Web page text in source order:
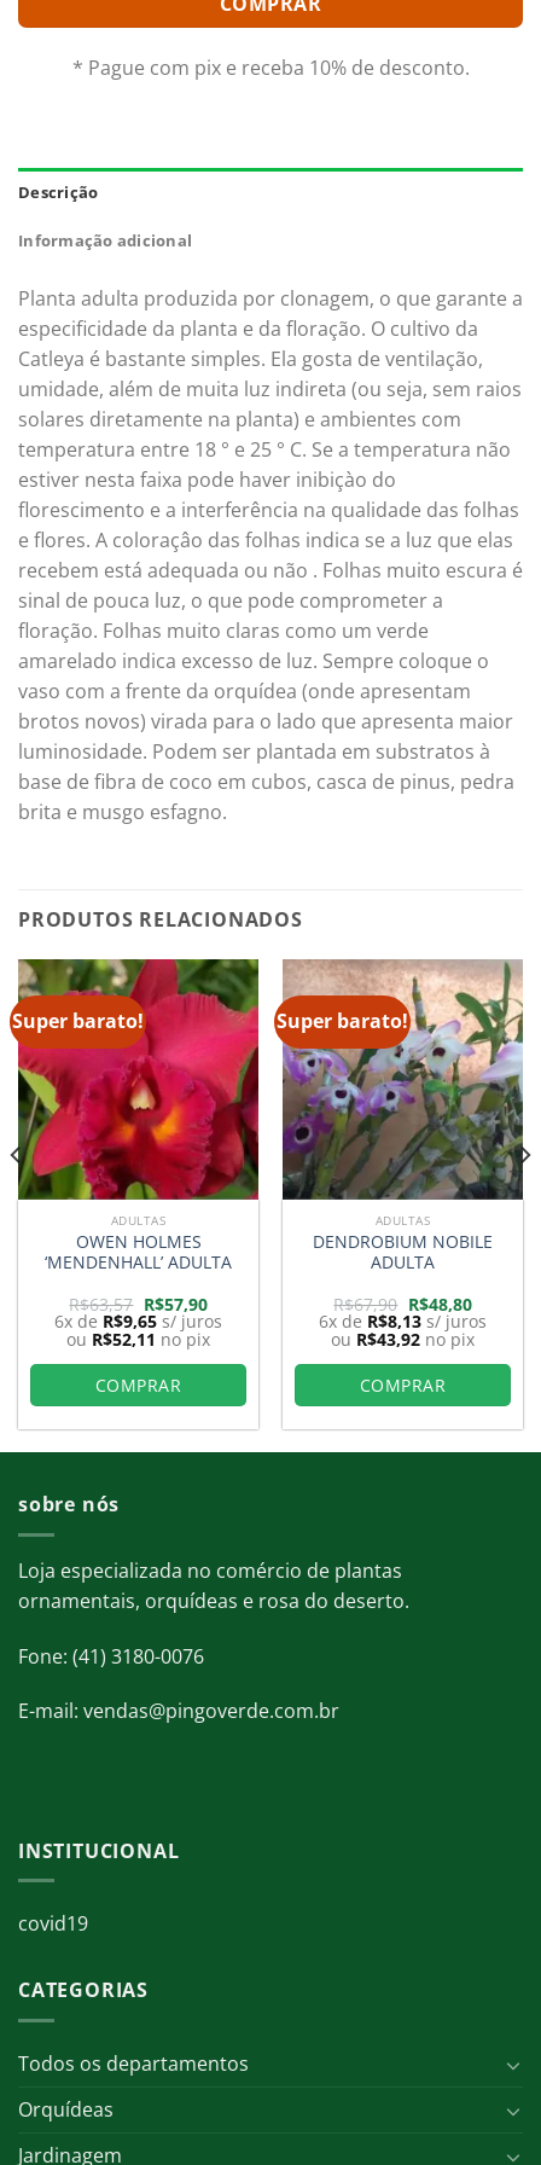
* Pague com pix e receba 10% de desconto.
Descrição
Informação adicional
Planta adulta produzida por clonagem, o que garante a
especificidade da planta e da floração. O cultivo da
Catleya é bastante simples. Ela gosta de ventilação,
umidade, além de muita luz indireta (ou seja, sem raios
solares diretamente na planta) e ambientes com
temperatura entre 18 ° e 25 ° C. Se a temperatura não
estiver nesta faixa pode haver inibiçào do
florescimento e a interferência na qualidade das folhas
e flores. A coloraçâo das folhas indica se a luz que elas
recebem está adequada ou não . Folhas muito escura é
sinal de pouca luz, o que pode comprometer a
floração. Folhas muito claras como um verde
amarelado indica excesso de luz. Sempre coloque o
vaso com a frente da orquídea (onde apresentam
brotos novos) virada para o lado que apresenta maior
luminosidade. Podem ser plantada em substratos à
base de fibra de coco em cubos, casca de pinus, pedra
brita e musgo esfagno.
PRODUTOS RELACIONADOS
Super barato!
ADULTAS
OWEN HOLMES
‘MENDENHALL’ ADULTA
R$63,57 O
preço
original
era:
R$63,57.
R$57,90O
preço
atual
é:
R$57,90.
6x de R$9,65 s/ juros
ou R$52,11 no pix
COMPRAR
Super barato!
ADULTAS
DENDROBIUM NOBILE
ADULTA
R$67,90 O
preço
original
era:
R$67,90.
R$48,80O
preço
atual
é:
R$48,80.
6x de R$8,13 s/ juros
ou R$43,92 no pix
COMPRAR
sobre nós
Loja especializada no comércio de plantas
ornamentais, orquídeas e rosa do deserto.
Fone: (41) 3180-0076
E-mail: vendas@pingoverde.com.br
INSTITUCIONAL
covid19
CATEGORIAS
Todos os departamentos
Orquídeas
Jardinagem